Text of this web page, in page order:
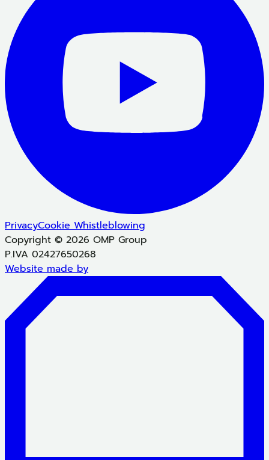
PrivacyCookie Whistleblowing
Copyright © 2026 OMP Group
P.IVA 02427650268
Website made by